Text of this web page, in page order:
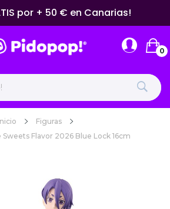
por + 50 € en Canarias!
0
Figuras
Sweets Flavor 2026 Blue Lock 16cm